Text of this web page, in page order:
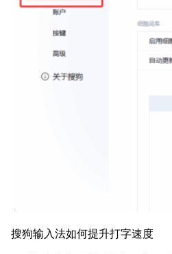
搜狗输入法如何提升打字速度